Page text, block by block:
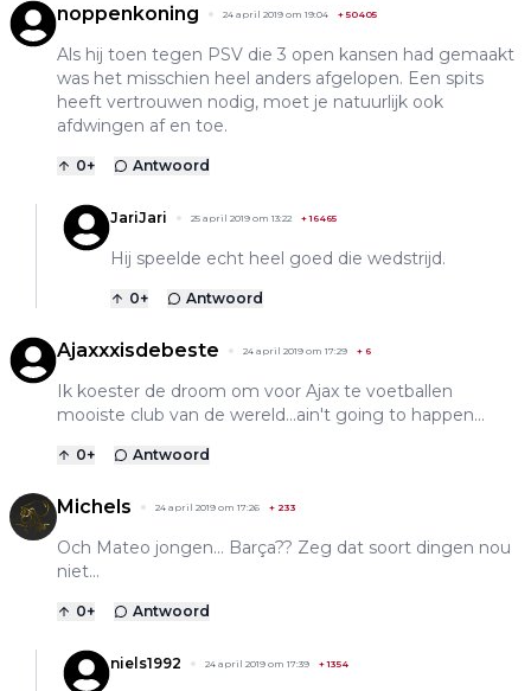
noppenkoning 24 april 2019 om 19:04 + 50405
Als hij toen tegen PSV die 3 open kansen had gemaakt
was het misschien heel anders afgelopen. Een spits
heeft vertrouwen nodig, moet je natuurlijk ook
afdwingen af en toe.
0+ Antwoord
JariJari 25 april 2019 om 13:22 +16465
Hij speelde echt heel goed die wedstrijd.
0+ Antwoord
Ajaxxxisdebeste 24 april 2019 om 17:29 + 6
Ik koester de droom om voor Ajax te voetballen
mooiste club van de wereld...ain't going to happen...
0+ Antwoord
Michels 24 april 2019 om 17:26 + 233
Och Mateo jongen... Barça?? Zeg dat soort dingen nou
niet...
0+ Antwoord
niels1992 24 april 2019 om 17:39 +1354